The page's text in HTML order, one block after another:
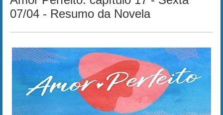
07/04 - Resumo da Novela